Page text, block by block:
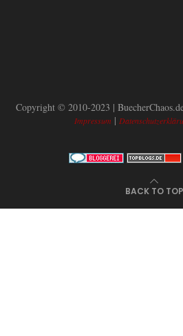
Copyright © 2010-2023 |
Impressum |
BACK TO TOP